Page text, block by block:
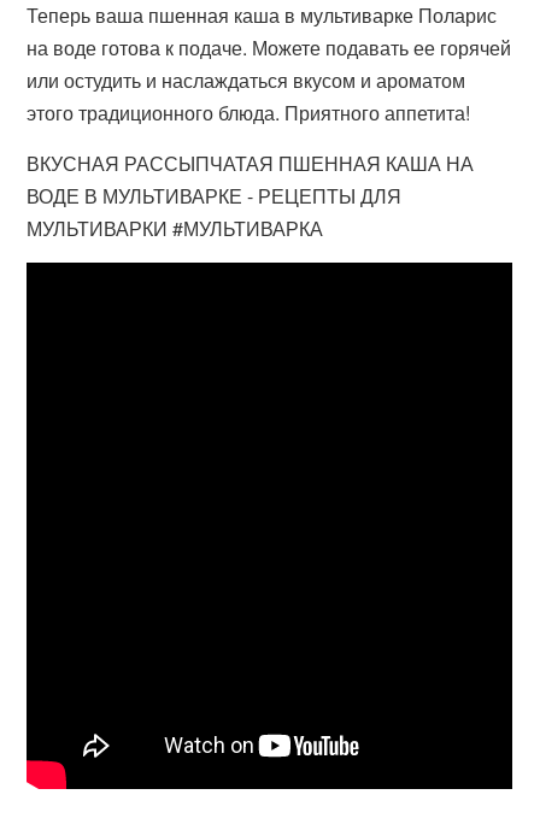
Теперь ваша пшенная каша в мультиварке Поларис
на воде готова к подаче. Можете подавать ее горячей
или остудить и наслаждаться вкусом и ароматом
этого традиционного блюда. Приятного аппетита!
ВКУСНАЯ РАССЫПЧАТАЯ ПШЕННАЯ КАША НА
ВОДЕ В МУЛЬТИВАРКЕ - РЕЦЕПТЫ ДЛЯ
МУЛЬТИВАРКИ #МУЛЬТИВАРКА